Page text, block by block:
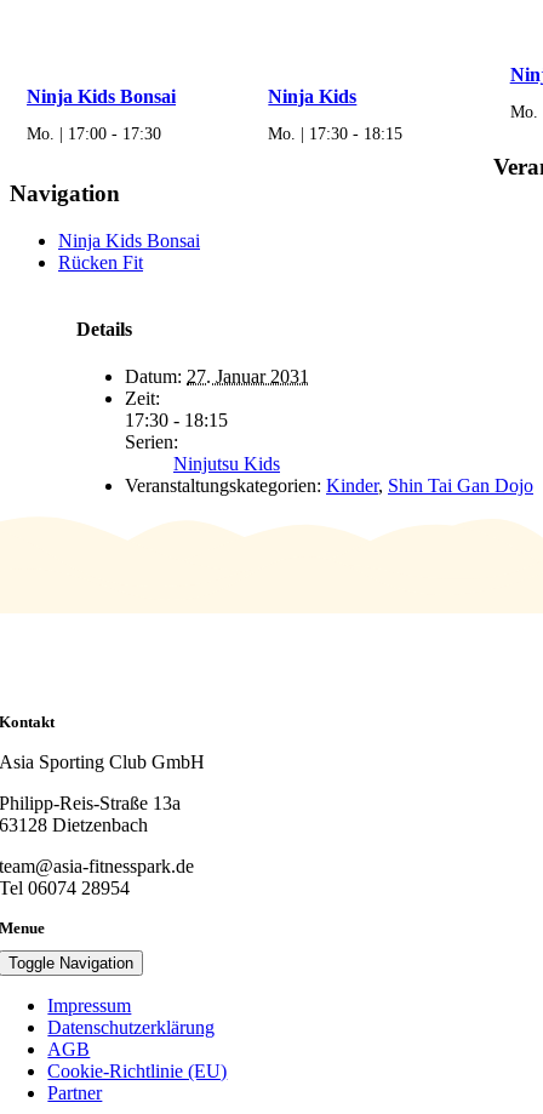
Ninja Kids Bonsai
Mo. | 17:00 - 17:30
Ninja Kids
Mo. | 17:30 - 18:15
Mo.
Navigation
Ninja Kids Bonsai
Rücken Fit
Details
Datum: 27. Januar 2031
Zeit:
17:30 - 18:15
Serien:
Ninjutsu Kids
Veranstaltungskategorien: Kinder, Shin Tai Gan Dojo
Kontakt
Asia Sporting Club GmbH
Philipp-Reis-Straße 13a
63128 Dietzenbach
team@asia-fitnesspark.de
Tel 06074 28954
Menue
Toggle Navigation
Impressum
Datenschutzerklärung
AGB
Cookie-Richtlinie (EU)
Partner